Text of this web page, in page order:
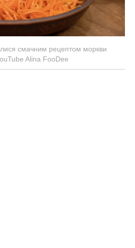
смачним рецептом моркви
Alina FooDee